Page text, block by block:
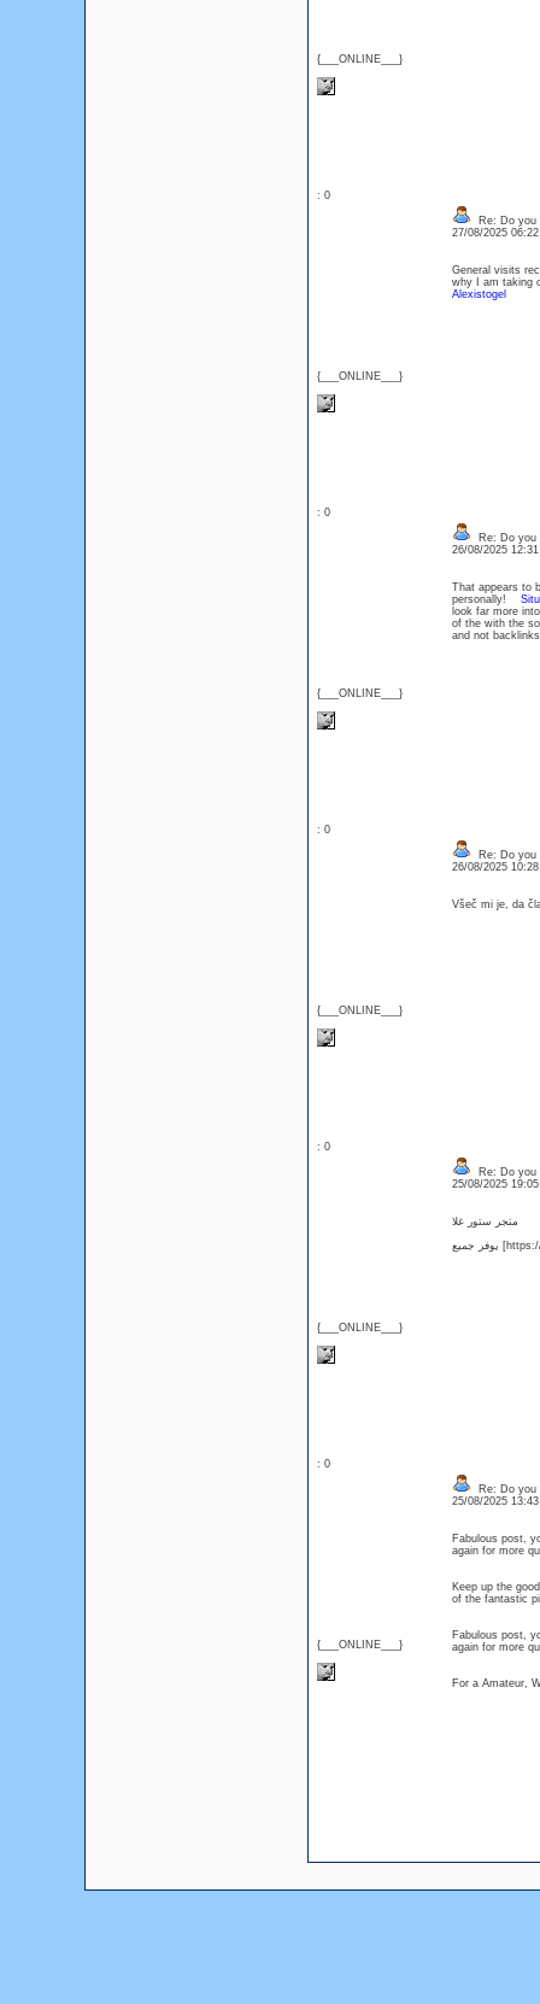
{___ONLINE___}
: 0
{___ONLINE___}
Re: Do you
27/08/2025
General visits
why I am taking
Alexistogel
: 0
{___ONLINE___}
Re: Do you
26/08/2025
That appears to
personally!
look far more
of the with the
and not
: 0
{___ONLINE___}
Re: Do you
26/08/2025
Všeč mi je, da
: 0
{___ONLINE___}
Re: Do you
25/08/2025
متجر ستور غلا
: 0
{___ONLINE___}
Re: Do you
25/08/2025
Fabulous post,
again for more
Keep up the
of the fantastic
Fabulous post,
again for more
For a Amateur,